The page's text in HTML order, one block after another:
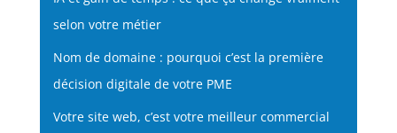
selon votre métier
Nom de domaine : pourquoi c’est la première
décision digitale de votre PME
Votre site web, c’est votre meilleur commercial